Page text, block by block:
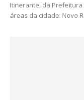
Itinerante, da
áreas da cidade: Novo